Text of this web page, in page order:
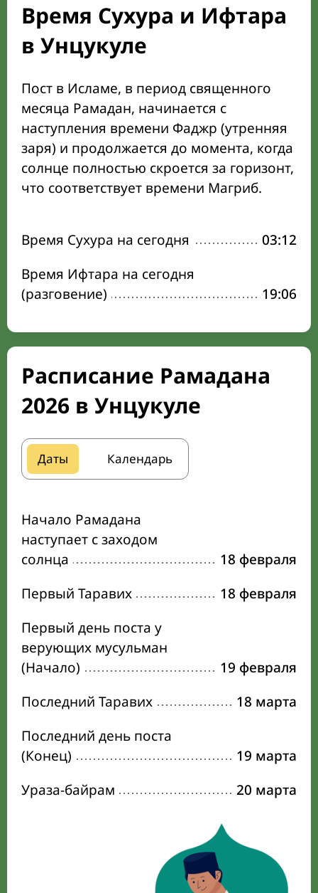
Время Сухура и Ифтара
в Унцукуле
Пост в Исламе, в период священного
месяца Рамадан, начинается с
наступления времени Фаджр (утренняя
заря) и продолжается до момента, когда
солнце полностью скроется за горизонт,
что соответствует времени Магриб.
Время Сухура на сегодня
03:12
Время Ифтара на сегодня
(разговение)
19:06
Расписание Рамадана
2026 в Унцукуле
Даты Календарь
Начало Рамадана
наступает с заходом
солнца
18 февраля
Первый Таравих
18 февраля
Первый день поста у
верующих мусульман
(Начало)
19 февраля
Последний Таравих
18 марта
Последний день поста
(Конец)
19 марта
Ураза-байрам
20 марта